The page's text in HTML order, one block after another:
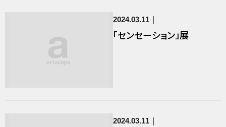
2024.03.11
「センセーション」展
2024.03.11